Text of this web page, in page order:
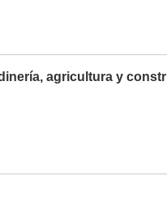
agricultura y